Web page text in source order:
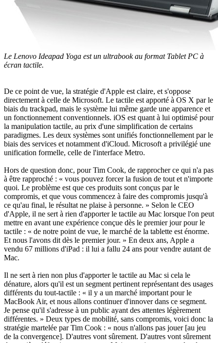
Le Lenovo Ideapad Yoga est un ultrabook au format Tablet PC à
écran tactile.
De ce point de vue, la stratégie d'Apple est claire, et s'oppose
directement à celle de Microsoft. Le tactile est apporté à OS X par le
biais du trackpad, mais le système lui même garde une apparence et
un fonctionnement conventionnels. iOS est quant à lui optimisé pour
la manipulation tactile, au prix d'une simplification de certains
paradigmes. Les deux systèmes sont unifiés fonctionnellement par le
biais des services et notamment d'iCloud. Microsoft a privilégié une
unification formelle, celle de l'interface Metro.
Hors de question donc, pour Tim Cook, de rapprocher ce qui n'a pas
à être rapproché : « vous pouvez forcer la fusion de tout et n'importe
quoi. Le problème est que ces produits sont conçus par le
compromis, et que vous commencez à faire des compromis jusqu'à
ce qu'au final, le résultat ne plaise à personne. » Selon le CEO
d'Apple, il ne sert à rien d'apporter le tactile au Mac lorsque l'on peut
mettre en avant une expérience conçue dès le premier jour pour le
tactile : « de notre point de vue, le marché de la tablette est énorme.
Et nous l'avons dit dès le premier jour. » En deux ans, Apple a
vendu 67 millions d'iPad : il lui a fallu 24 ans pour vendre autant de
Mac.
Il ne sert à rien non plus d'apporter le tactile au Mac si cela le
dénature, alors qu'il est un segment pertinent représentant des usages
différents du tout-tactile : « il y a un marché important pour le
MacBook Air, et nous allons continuer d'innover dans ce segment.
Je pense qu'il s'adresse à un public ayant des attentes légèrement
différentes. » Deux types de mobilité, sans compromis, voici donc la
stratégie martelée par Tim Cook : « nous n'allons pas jouer [au jeu
de la convergence]. D'autres vont sûrement. D'autres vont sûrement